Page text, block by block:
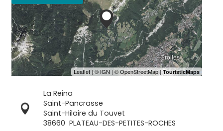
La Reina
Saint-Pancrasse
Saint-Hilaire du Touvet
38660 PLATEAU-DES-PETITES-ROCHES